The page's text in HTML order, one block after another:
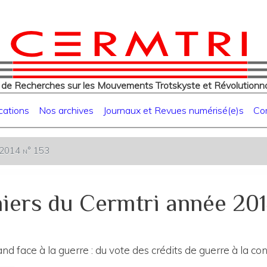
contenu
principal
Recherches sur les Mouvements Trotskyste et
Nos archives Journaux et Revues numérisé(e)s
n° 153
du Cermtri année
face à la guerre : du vote des crédits de guerre à la